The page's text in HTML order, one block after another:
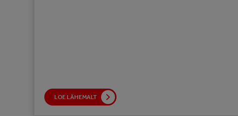
LOE LÄHEMALT